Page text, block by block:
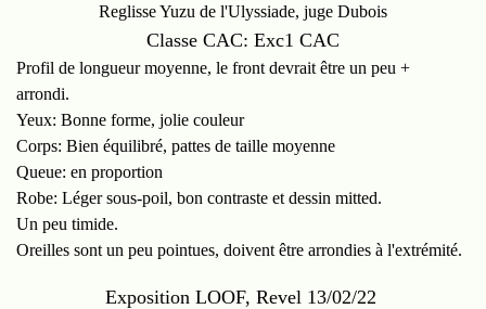
Reglisse Yuzu de l'Ulyssiade, juge Dubois
Classe CAC: Exc1 CAC
Profil de longueur moyenne, le front devrait être un peu +
arrondi.
Yeux: Bonne forme, jolie couleur
Corps: Bien équilibré, pattes de taille moyenne
Queue: en proportion
Robe: Léger sous-poil, bon contraste et dessin mitted.
Un peu timide.
Oreilles sont un peu pointues, doivent être arrondies à l'extrémité.
Exposition LOOF, Revel 13/02/22